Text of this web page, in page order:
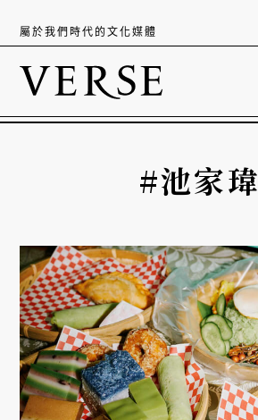
屬於我們時代的文化媒體
#池家瑋